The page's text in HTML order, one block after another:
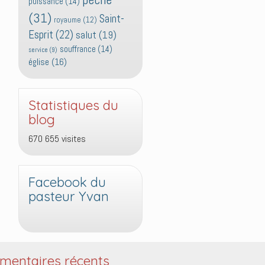
(31) royaume (12) Saint-
Esprit (22) salut (19)
service (9) souffrance (14)
église (16)
Statistiques du
blog
670 655 visites
Facebook du
pasteur Yvan
récents